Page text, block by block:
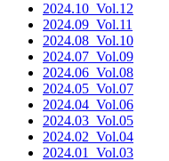
2024.10 _Vol.12
2024.09 _Vol.11
2024.08 _Vol.10
2024.07 _Vol.09
2024.06 _Vol.08
2024.05 _Vol.07
2024.04 _Vol.06
2024.03 _Vol.05
2024.02 _Vol.04
2024.01
_Vol.03